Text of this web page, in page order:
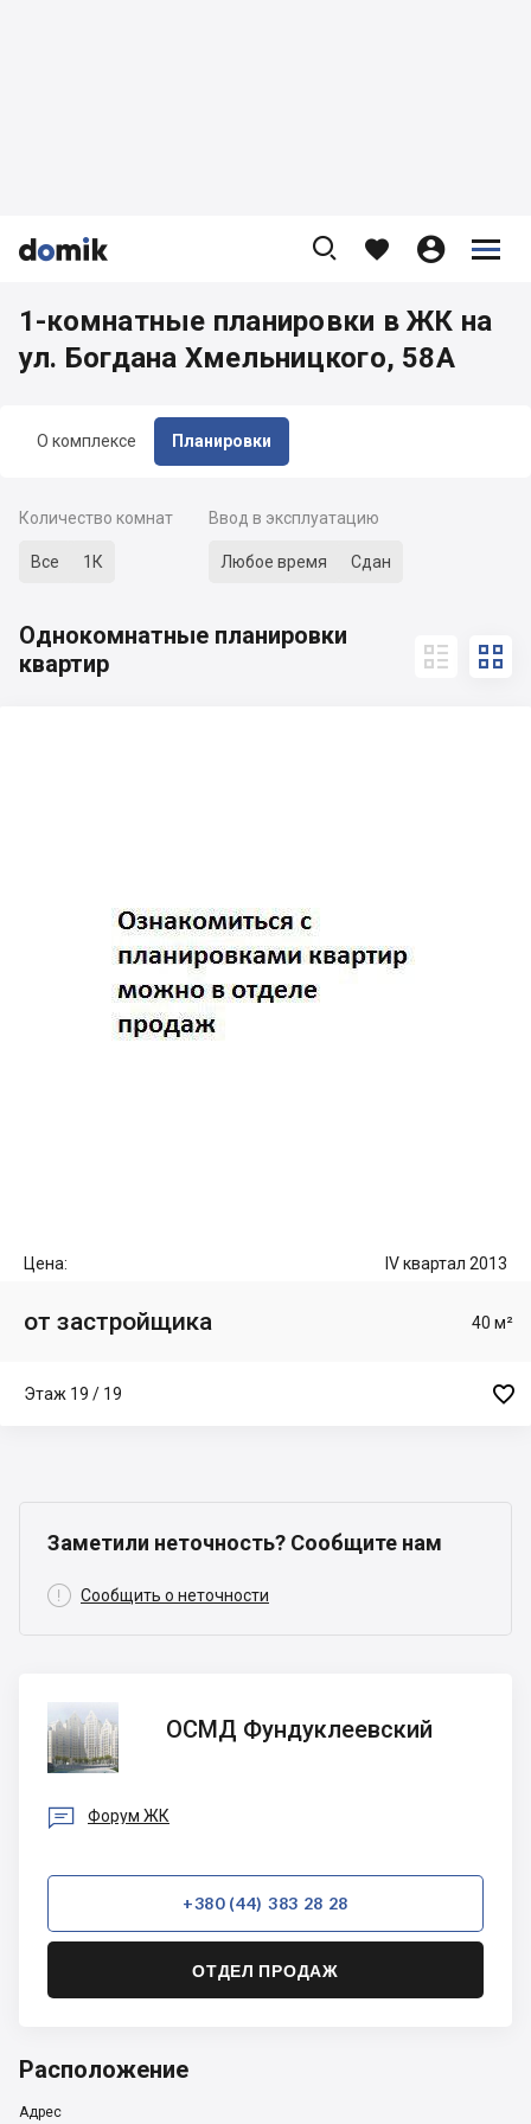


    


О комплексе Планировки
1-комнатные планировки в ЖК на
ул. Богдана Хмельницкого, 58А
Количество комнат
Все 1К
Ввод в эксплуатацию
Любое время Сдан
Однокомнатные планировки
квартир
 
Цена: IV квартал 2013
от застройщика 40 м²
Этаж 19 / 19 
Заметили неточность? Сообщите нам
 Сообщить о неточности
ОСМД
ФундуклеевскийОСМД Фундуклеевский
 Форум ЖК
+380 (44) 383 28 28
ОТДЕЛ ПРОДАЖ
Расположение
Адрес